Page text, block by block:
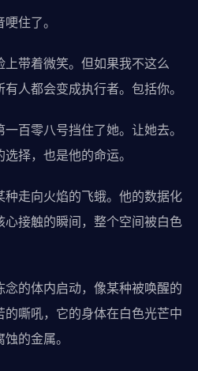
住了。
带着微笑。但如果我不这么
人都会变成执行者。包括你。
百零八号挡住了她。让她去。
择，也是他的命运。
种走向火焰的飞蛾。他的数据化
接触的瞬间，整个空间被白色
的体内启动，像某种被唤醒的
的嘶吼，它的身体在白色光芒中
的金属。